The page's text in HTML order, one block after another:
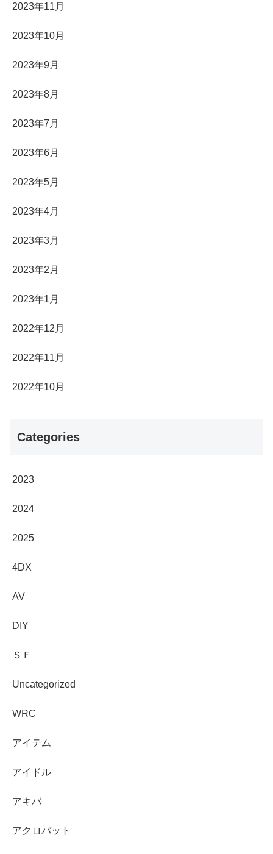
2023年11月
2023年10月
2023年9月
2023年8月
2023年7月
2023年6月
2023年5月
2023年4月
2023年3月
2023年2月
2023年1月
2022年12月
2022年11月
2022年10月
Categories
2023
2024
2025
4DX
AV
DIY
ＳＦ
Uncategorized
WRC
アイテム
アイドル
アキバ
アクロバット